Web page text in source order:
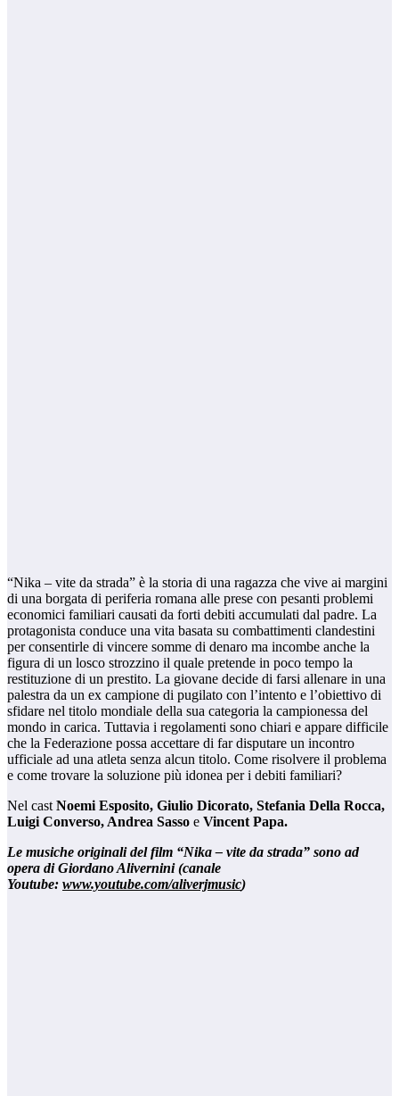
“Nika – vite da strada” è la storia di una ragazza che vive ai margini
di una borgata di periferia romana alle prese con pesanti problemi
economici familiari causati da forti debiti accumulati dal padre. La
protagonista conduce una vita basata su combattimenti clandestini
per consentirle di vincere somme di denaro ma incombe anche la
figura di un losco strozzino il quale pretende in poco tempo la
restituzione di un prestito. La giovane decide di farsi allenare in una
palestra da un ex campione di pugilato con l’intento e l’obiettivo di
sfidare nel titolo mondiale della sua categoria la campionessa del
mondo in carica. Tuttavia i regolamenti sono chiari e appare difficile
che la Federazione possa accettare di far disputare un incontro
ufficiale ad una atleta senza alcun titolo. Come risolvere il problema
e come trovare la soluzione più idonea per i debiti familiari?
Nel castNoemi Esposito, Giulio Dicorato, Stefania Della Rocca,
Luigi Converso, Andrea Sasso e Vincent Papa.
Le musiche originali del film “Nika – vite da strada” sono ad
opera di Giordano Alivernini (canale
Youtube: www.youtube.com/aliverjmusic)